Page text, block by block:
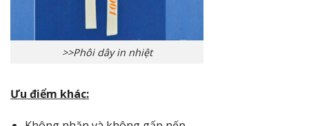
>>Phôi dây in nhiệt
Ưu điểm khác: